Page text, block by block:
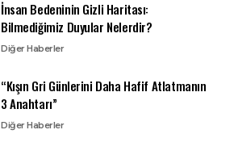
İnsan Bedeninin Gizli Haritası:
Bilmediğimiz Duyular Nelerdir?
Diğer Haberler
“Kışın Gri Günlerini Daha Hafif Atlatmanın
3 Anahtarı”
Diğer Haberler